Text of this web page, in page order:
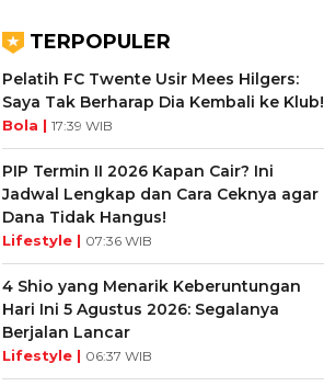
TERPOPULER
Pelatih FC Twente Usir Mees Hilgers:
Saya Tak Berharap Dia Kembali ke Klub!
Bola | 17:39 WIB
PIP Termin II 2026 Kapan Cair? Ini
Jadwal Lengkap dan Cara Ceknya agar
Dana Tidak Hangus!
Lifestyle | 07:36 WIB
4 Shio yang Menarik Keberuntungan
Hari Ini 5 Agustus 2026: Segalanya
Berjalan Lancar
Lifestyle | 06:37 WIB